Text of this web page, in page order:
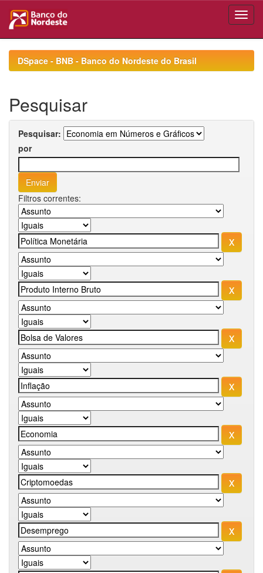
navigationDSpace - BNB - Banco do Nordeste do Brasil
Pesquisar
Pesquisar:
por
Filtros correntes: